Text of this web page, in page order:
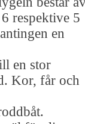
respektive 5
en
en stor
Kor, får och